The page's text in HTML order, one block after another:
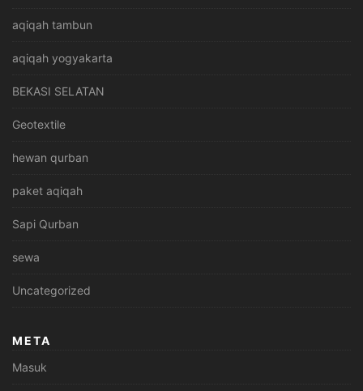
aqiqah tambun
aqiqah yogyakarta
BEKASI SELATAN
Geotextile
hewan qurban
paket aqiqah
Sapi Qurban
sewa
Uncategorized
META
Masuk